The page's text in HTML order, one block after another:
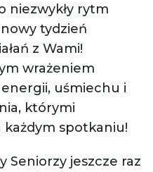
niezwykły rytm
tydzień
z Wami!
wrażeniem
energii, uśmiechu i
którymi
każdym spotkaniu!
Seniorzy jeszcze raz